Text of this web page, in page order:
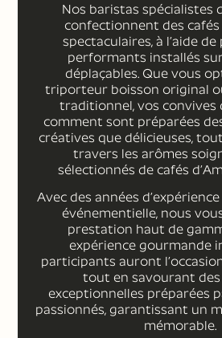
Nos baristas spécialistes
confectionnent des
spectaculaires, à l’aide
performants installés
déplaçables. Que vous
triporteur boisson original
traditionnel, vos
comment sont préparées
créatives que délicieuses,
travers les arômes
sélectionnés de cafés
Avec des années
événementielle, nous
prestation haut de
expérience gourmande
participants auront
tout en savourant des
exceptionnelles préparées
passionnés, garantissant un
mémorable.